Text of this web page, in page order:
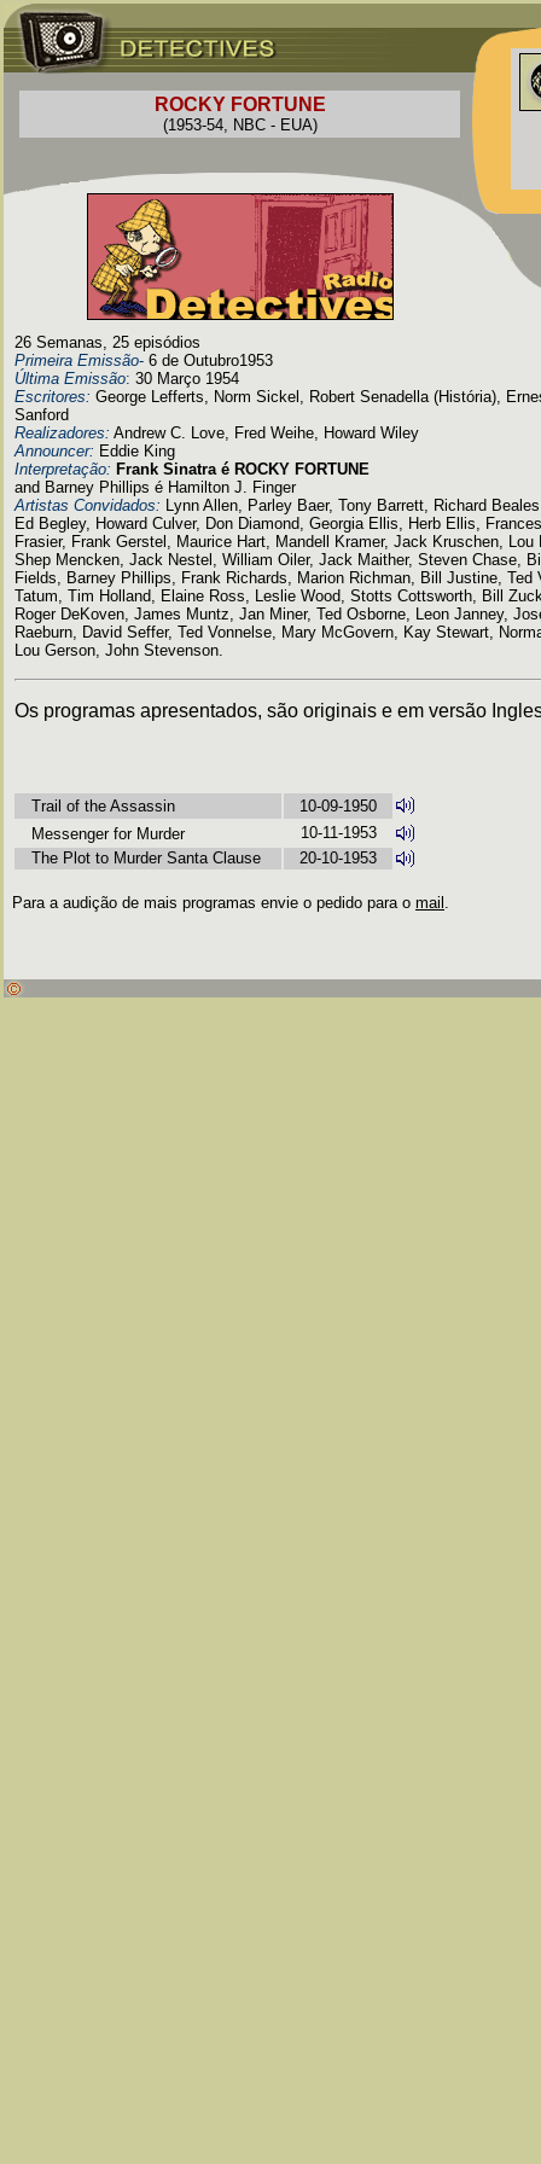
26 Semanas, 25 episódios
Primeira Emissão- 6 de Outubro1953
Última Emissão: 30 Março 1954
Escritores: George Lefferts, Norm Sickel, Robert Senadella (História),
Sanford
Realizadores: Andrew C. Love, Fred Weihe, Howard Wiley
Announcer: Eddie King
Interpretação: Frank Sinatra é ROCKY FORTUNE
and Barney Phillips é Hamilton J. Finger
Artistas Convidados: Lynn Allen, Parley Baer, Tony Barrett, Richard
Ed Begley, Howard Culver, Don Diamond, Georgia Ellis, Herb Ellis,
Frasier, Frank Gerstel, Maurice Hart, Mandell Kramer, Jack Kruschen, Lou
Shep Mencken, Jack Nestel, William Oiler, Jack Maither, Steven Chase,
Fields, Barney Phillips, Frank Richards, Marion Richman, Bill Justine, Ted
Tatum, Tim Holland, Elaine Ross, Leslie Wood, Stotts Cottsworth, Bill
Roger DeKoven, James Muntz, Jan Miner, Ted Osborne, Leon Janney,
Raeburn, David Seffer, Ted Vonnelse, Mary McGovern, Kay Stewart,
Lou Gerson, John Stevenson.
Os programas apresentados, são originais e em versão
ROCKY FORTUNE
(1953-54, NBC - EUA)
Trail of the Assassin
10-09-1950
Messenger for Murder
10-11-1953
The Plot to Murder Santa Clause
20-10-1953
Para a audição de mais programas envie o pedido para o mail .